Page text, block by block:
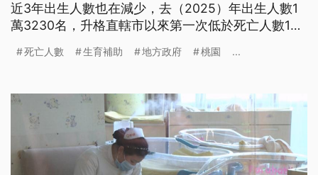
近3年出生人數也在減少，去（2025）年出生人數1
萬3230名，升格直轄市以來第一次低於死亡人數1萬
府都該思考生育政策是否該調整。
死亡人數 生育補助 地方政府 桃園 ...